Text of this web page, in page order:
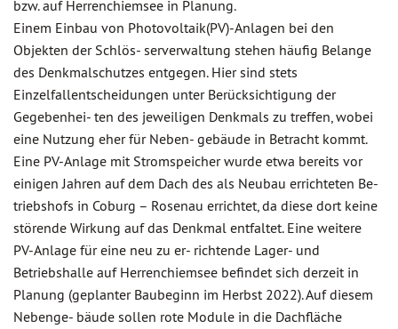
bzw. auf Herrenchiemsee in Planung.
Einem Einbau von Photovoltaik(PV)-Anlagen bei den
Objekten der Schlös- serverwaltung stehen häufig Belange
des Denkmalschutzes entgegen. Hier sind stets
Einzelfallentscheidungen unter Berücksichtigung der
Gegebenhei- ten des jeweiligen Denkmals zu treffen, wobei
eine Nutzung eher für Neben- gebäude in Betracht kommt.
Eine PV-Anlage mit Stromspeicher wurde etwa bereits vor
einigen Jahren auf dem Dach des als Neubau errichteten Be-
triebshofs in Coburg – Rosenau errichtet, da diese dort keine
störende Wirkung auf das Denkmal entfaltet. Eine weitere
PV-Anlage für eine neu zu er- richtende Lager- und
Betriebshalle auf Herrenchiemsee befindet sich derzeit in
Planung (geplanter Baubeginn im Herbst 2022). Auf diesem
Nebenge- bäude sollen rote Module in die Dachfläche